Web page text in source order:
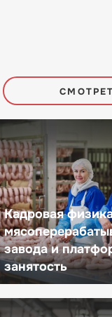
Кадровая
завода и
занятость